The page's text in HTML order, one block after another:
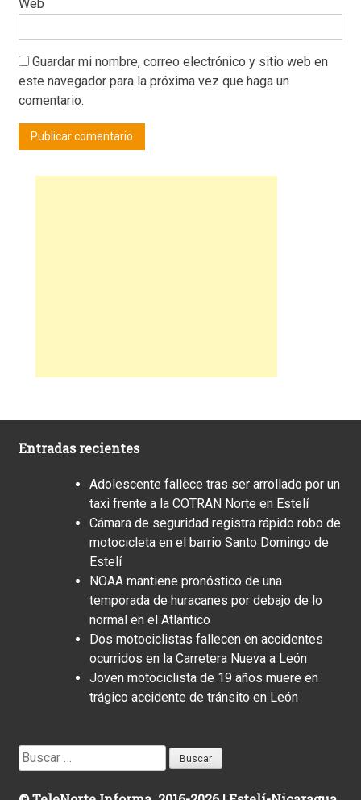
Web
Guardar mi nombre, correo electrónico y sitio web en
este navegador para la próxima vez que haga un
comentario.
Entradas recientes
Adolescente fallece tras ser arrollado por un
taxi frente a la COTRAN Norte en Estelí
Cámara de seguridad registra rápido robo de
motocicleta en el barrio Santo Domingo de
Estelí
NOAA mantiene pronóstico de una
temporada de huracanes por debajo de lo
normal en el Atlántico
Dos motociclistas fallecen en accidentes
ocurridos en la Carretera Nueva a León
Joven motociclista de 19 años muere en
trágico accidente de tránsito en León
Buscar: